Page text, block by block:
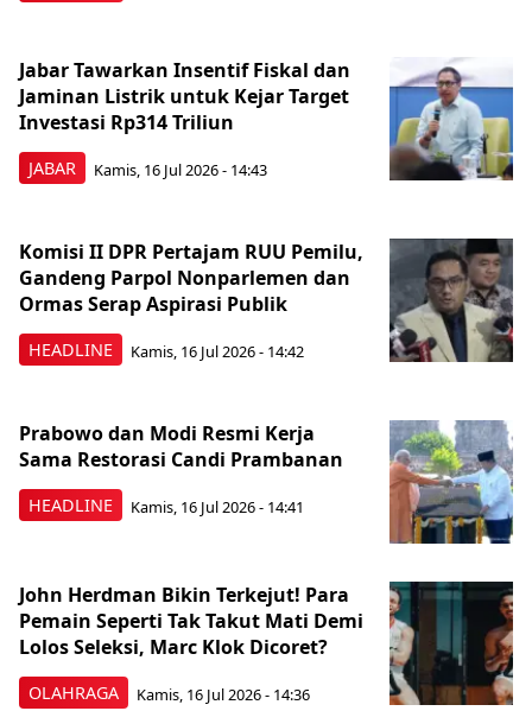
JABAR
Jabar Tawarkan Insentif Fiskal dan
Jaminan Listrik untuk Kejar Target
Investasi Rp314 Triliun
Kamis, 16 Jul 2026 - 14:43
HEADLINE
Komisi II DPR Pertajam RUU Pemilu,
Gandeng Parpol Nonparlemen dan
Ormas Serap Aspirasi Publik
Kamis, 16 Jul 2026 - 14:42
HEADLINE
Prabowo dan Modi Resmi Kerja
Sama Restorasi Candi Prambanan
Kamis, 16 Jul 2026 - 14:41
OLAHRAGA
John Herdman Bikin Terkejut! Para
Pemain Seperti Tak Takut Mati Demi
Lolos Seleksi, Marc Klok Dicoret?
Kamis, 16 Jul 2026 - 14:36